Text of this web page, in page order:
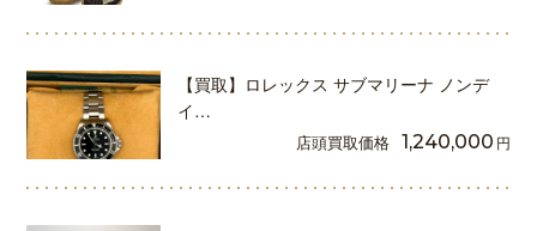
【買取】ロレックス サブマリーナ ノンデ
イ…
店頭買取価格 1,240,000 円